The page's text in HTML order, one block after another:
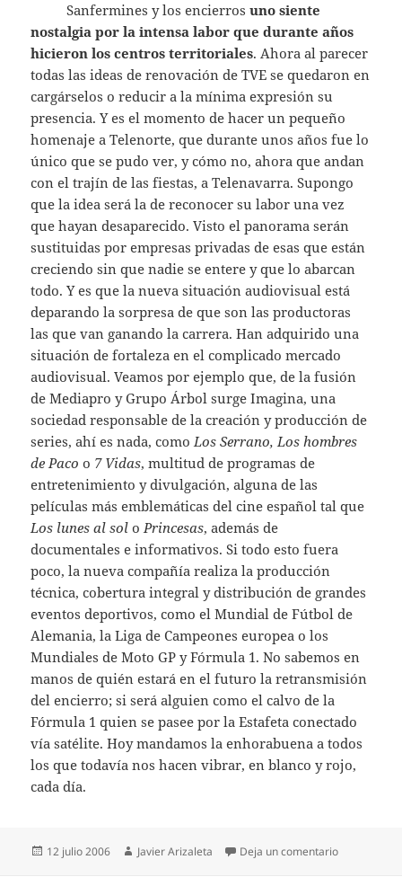
Sanfermines y los encierrosuno siente
nostalgia por la intensa labor que durante años
hicieron los centros territoriales. Ahora al parecer
todas las ideas de renovación de TVE se quedaron en
cargárselos o reducir a la mínima expresión su
presencia. Y es el momento de hacer un pequeño
homenaje a Telenorte, que durante unos años fue lo
único que se pudo ver, y cómo no, ahora que andan
con el trajín de las fiestas, a Telenavarra. Supongo
que la idea será la de reconocer su labor una vez
que hayan desaparecido. Visto el panorama serán
sustituidas por empresas privadas de esas que están
creciendo sin que nadie se entere y que lo abarcan
todo. Y es que la nueva situación audiovisual está
deparando la sorpresa de que son las productoras
las que van ganando la carrera. Han adquirido una
situación de fortaleza en el complicado mercado
audiovisual. Veamos por ejemplo que, de la fusión
de Mediapro y Grupo Árbol surge Imagina, una
sociedad responsable de la creación y producción de
series, ahí es nada, comoLos Serrano, Los hombres
de Pacoo 7 Vidas, multitud de programas de
entretenimiento y divulgación, alguna de las
películas más emblemáticas del cine español tal que
Los lunes al soloPrincesas, además de
documentales e informativos. Si todo esto fuera
poco, la nueva compañía realiza la producción
técnica, cobertura integral y distribución de grandes
eventos deportivos, como el Mundial de Fútbol de
Alemania, la Liga de Campeones europea o los
Mundiales de Moto GP y Fórmula 1. No sabemos en
manos de quién estará en el futuro la retransmisión
del encierro; si será alguien como el calvo de la
Fórmula 1 quien se pasee por la Estafeta conectado
vía satélite. Hoy mandamos la enhorabuena a todos
los que todavía nos hacen vibrar, en blanco y rojo,
cada día.
Publicado
12 julio 2006 Autor
Javier Arizaleta Deja un comentarioen A blanco